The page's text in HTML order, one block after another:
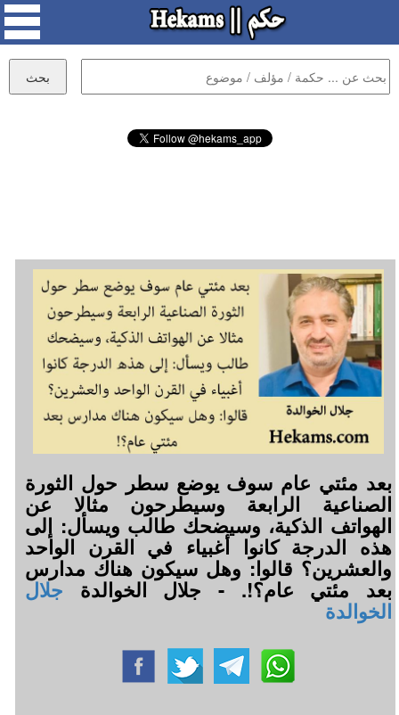
بعد مئتي عام سوف يوضع سطر حول الثورة
الصناعية الرابعة وسيطرحون مثالا عن
الهواتف الذكية، وسيضحك طالب ويسأل: إلى
هذه الدرجة كانوا أغبياء في القرن الواحد
والعشرين؟ قالوا: وهل سيكون هناك مدارس
بعد مئتي عام؟!. - جلال الخوالدة جلال
الخوالدة